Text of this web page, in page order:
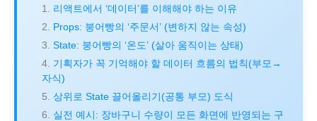
리액트에서 ‘데이터’를 이해해야 하는 이유
Props: 붕어빵의 ‘주문서’ (변하지 않는 속성)
State: 붕어빵의 ‘온도’ (살아 움직이는 상태)
기획자가 꼭 기억해야 할 데이터 흐름의 법칙(부모→
자식)
상위로 State 끌어올리기(공통 부모) 도식
실전 예시: 장바구니 수량이 모든 화면에 반영되는 구